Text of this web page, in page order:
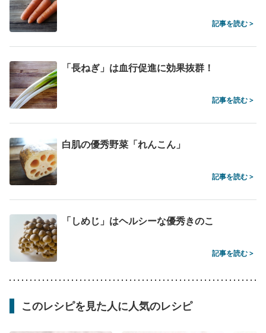
記事を読む >
「長ねぎ」は血行促進に効果抜群！
記事を読む >
白肌の優秀野菜「れんこん」
記事を読む >
「しめじ」はヘルシーな優秀きのこ
記事を読む >
このレシピを見た人に人気のレシピ